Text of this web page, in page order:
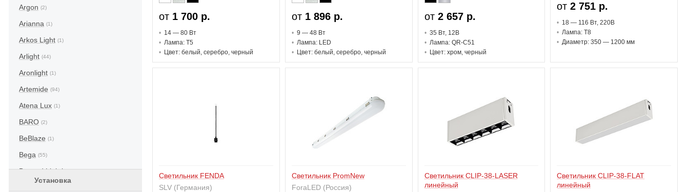
от 1 700 р.
14 — 80 Вт
Лампа: T5
Цвет: белый, серебро, черный
от1 896 р.
9 — 48 Вт
Лампа: LED
Цвет: белый, серебро, черный
от2 657 р.
35 Вт, 12В
Лампа: QR-C51
Цвет: хром, черный
от 2 751 р.
18 — 116 Вт, 220В
Лампа: T8
Диаметр: 350 — 1200 мм
Светильник FENDA
SLV (Германия)
Светильник PromNew
ForaLED (Россия)
Светильник CLIP-38-LASER
линейный
Светильник CLIP-38-FLAT
линейный
Argon (2)
Arianna (1)
Arkos Light (1)
Arlight (44)
Aronlight (1)
Artemide (94)
Atena Lux (1)
BARO (2)
BeBlaze (1)
Bega (55)
Beyond Lighting
Установка